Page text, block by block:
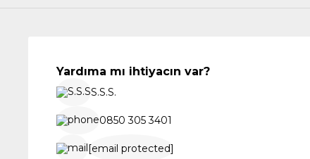
Yardıma mı ihtiyacın var?
S.S.S.
0850 305 3401
[email protected]